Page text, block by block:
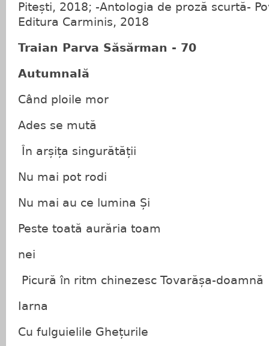
Pitești, 2018; -Antologia de proză scurtă-
Editura Carminis, 2018
Traian Parva Săsărman - 70
Autumnală
Când ploile mor
Ades se mută
În arșița singurătății
Nu mai pot rodi
Nu mai au ce lumina Și
Peste toată aurăria toam
nei
Picură în ritm chinezesc Tovarășa-doamnă
Iarna
Cu fulguielile Ghețurile